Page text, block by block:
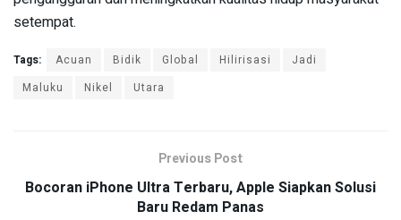
setempat.
Tags: Acuan Bidik Global Hilirisasi
Jadi
Maluku
Nikel Utara
Previous Post
Bocoran iPhone Ultra Terbaru, Apple Siapkan Solusi
Baru Redam Panas